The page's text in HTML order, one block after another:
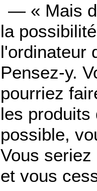
— « Mais
la
l'ordinateur
Pensez-y.
pourriez
les produits
possible,
Vous
et vous